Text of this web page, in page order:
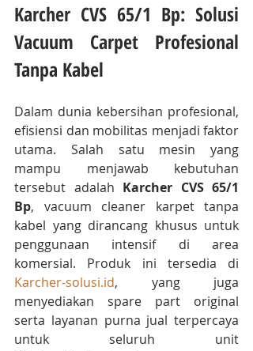
Karcher CVS 65/1 Bp: Solusi
Vacuum Carpet Profesional
Tanpa Kabel
Dalam dunia kebersihan profesional,
efisiensi dan mobilitas menjadi faktor
utama. Salah satu mesin yang
mampu menjawab kebutuhan
tersebut adalah Karcher CVS 65/1
Bp, vacuum cleaner karpet tanpa
kabel yang dirancang khusus untuk
penggunaan intensif di area
Karcher-solusi.id, yang juga
menyediakan spare part original
serta layanan purna jual terpercaya
untuk seluruh unit